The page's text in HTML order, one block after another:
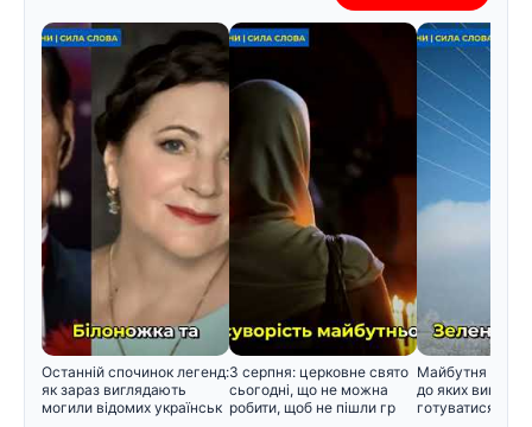
Останній спочинок легенд:
як зараз виглядають
могили відомих українськ
3 серпня: церковне свято
сьогодні, що не можна
робити, щоб не пішли гр
Майбутня зима
до яких викликів
готуватися вже